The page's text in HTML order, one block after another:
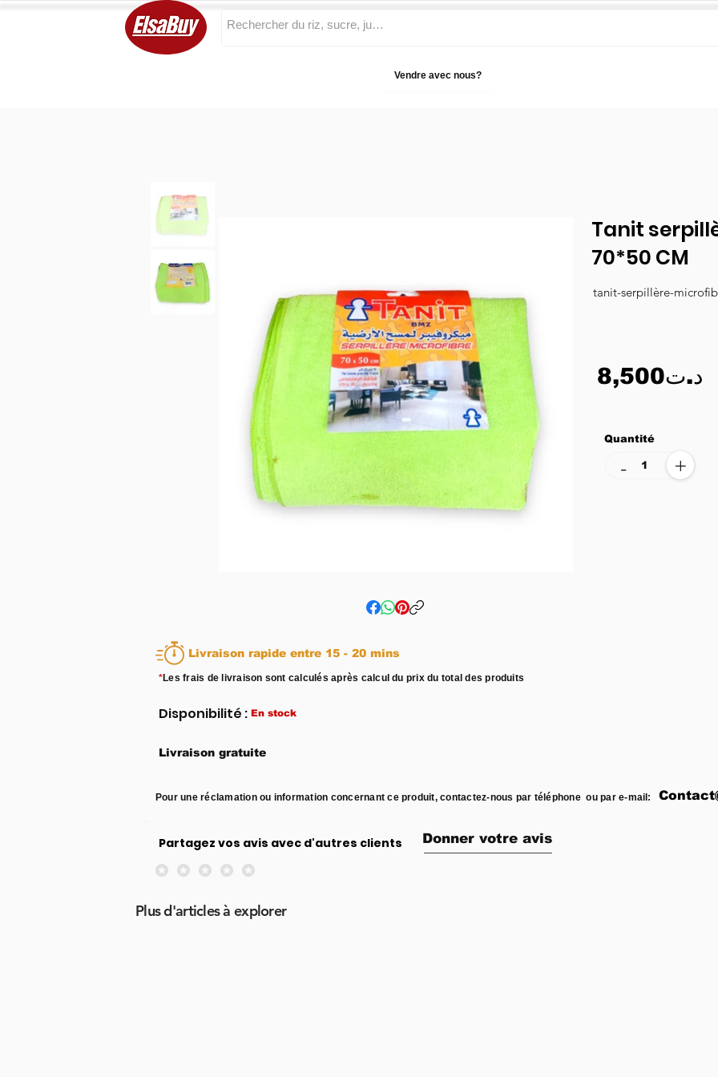
Vendre avec nous?
Tanit
70*50 CM
tanit-serpillère-
8,500د.ت
Quantité
+
-
Livraison rapide entre 15 - 20 mins
*Les frais de livraison sont calculés après calcul du prix du total des produits
Disponibilité : En stock
Livraison gratuite
Pour une réclamation ou information concernant ce produit, contactez-nous par téléphone ou par e-mail:
Partagez vos avis avec d'autres clients Donner votre avis
Aucune note pour le moment
Plus d'articles à explorer